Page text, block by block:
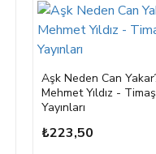
Aşk Neden Can
Mehmet Yıldız - Timaş
Yayınları
₺223,50